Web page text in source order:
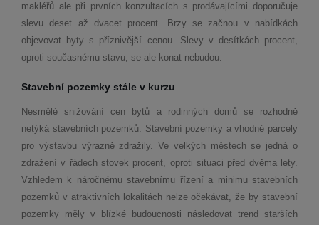
makléřů ale při prvních konzultacích s prodávajícími doporučuje
slevu deset až dvacet procent. Brzy se začnou v nabídkách
objevovat byty s příznivější cenou. Slevy v desítkách procent,
oproti současnému stavu, se ale konat nebudou.
Stavební pozemky stále v kurzu
Nesmělé snižování cen bytů a rodinných domů se rozhodně
netýká stavebních pozemků. Stavební pozemky a vhodné parcely
pro výstavbu výrazně zdražily. Ve velkých městech se jedná o
zdražení v řádech stovek procent, oproti situaci před dvěma lety.
Vzhledem k náročnému stavebnímu řízení a minimu stavebních
pozemků v atraktivních lokalitách nelze očekávat, že by stavební
pozemky měly v blízké budoucnosti následovat trend starších